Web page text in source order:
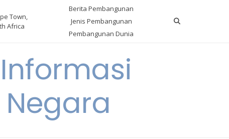
Town,
Africa
Berita Pembangunan
Jenis Pembangunan
Pembangunan Dunia
Informasi